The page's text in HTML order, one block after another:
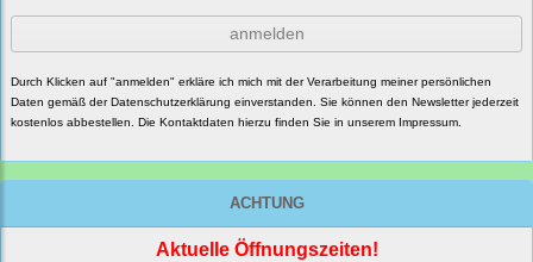
anmelden
Durch Klicken auf "anmelden" erkläre ich mich mit der Verarbeitung meiner persönlichen
Daten gemäß der Datenschutzerklärung einverstanden. Sie können den Newsletter jederzeit
kostenlos abbestellen. Die Kontaktdaten hierzu finden Sie in unserem Impressum.
ACHTUNG
Aktuelle Öffnungszeiten!